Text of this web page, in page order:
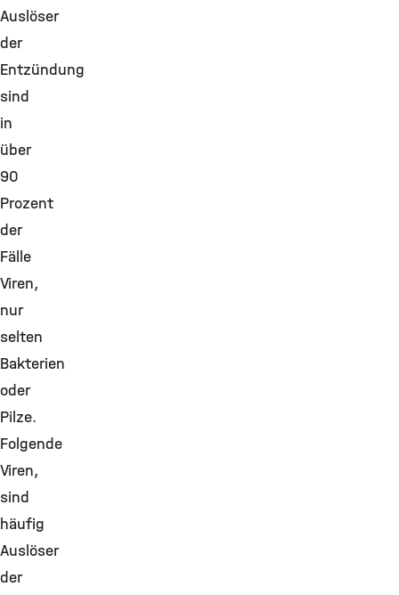
Auslöser
der
Entzündung
sind
in
über
90
Prozent
der
Fälle
Viren,
nur
selten
Bakterien
oder
Pilze.
Folgende
Viren,
sind
häufig
Auslöser
der